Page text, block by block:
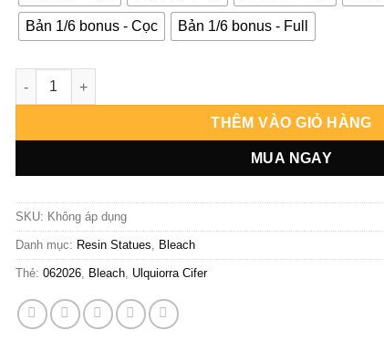
Bản 1/6 bonus - Cọc Bản 1/6 bonus - Full
Bleach - Ulquiorra Cifer - Pop Art số lượng
THÊM VÀO GIỎ HÀNG
MUA NGAY
SKU: Không áp dụng
Danh mục: Resin Statues Bleach
Thẻ: 062026 Bleach Ulquiorra Cifer